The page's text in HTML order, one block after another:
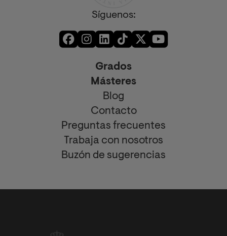
Síguenos:
Grados
Másteres
Blog
Contacto
Preguntas frecuentes
Trabaja con nosotros
Buzón de sugerencias